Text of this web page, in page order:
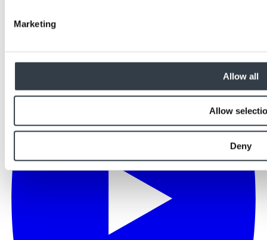
Marketing
Allow all
Allow
Deny